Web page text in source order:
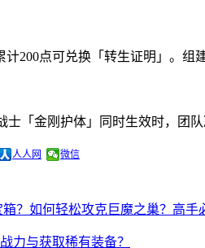
200点可兑换「转生证明」。组
「金刚护体」同时生效时，团
人人网 微信
？ 如何轻松攻克巨魔之巢？高手
力与获取稀有装备？